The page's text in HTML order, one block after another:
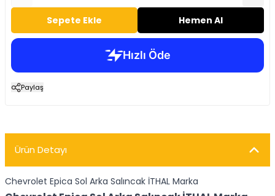
Sepete Ekle Hemen Al
Paylaş
Ürün Detayı
Chevrolet Epica Sol Arka Salıncak İTHAL Marka